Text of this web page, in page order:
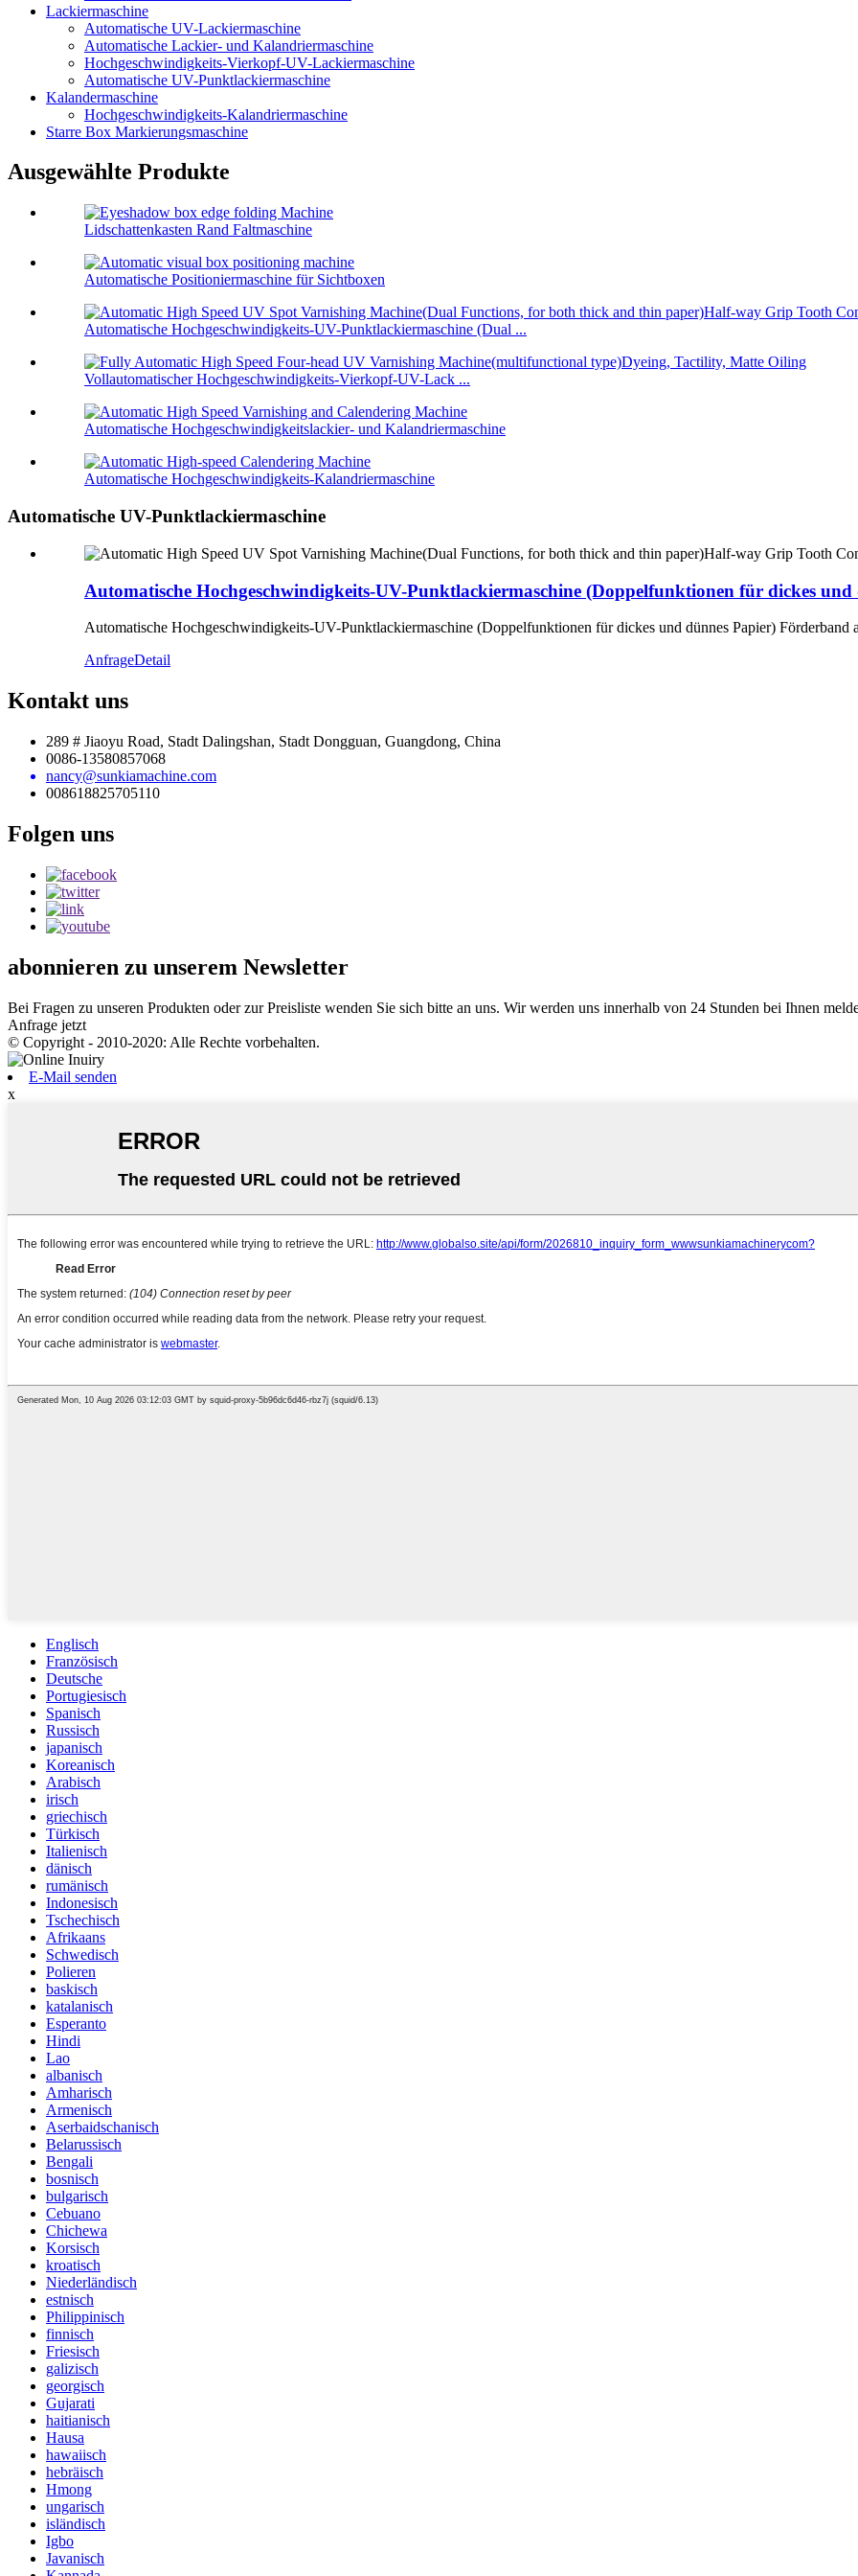
Lackiermaschine
Automatische UV-Lackiermaschine
Automatische Lackier- und Kalandriermaschine
Hochgeschwindigkeits-Vierkopf-UV-Lackiermaschine
Automatische UV-Punktlackiermaschine
Kalandermaschine
Hochgeschwindigkeits-Kalandriermaschine
Starre Box Markierungsmaschine
Ausgewählte Produkte
Lidschattenkasten Rand Faltmaschine
Automatische Positioniermaschine für Sichtboxen
Automatische Hochgeschwindigkeits-UV-Punktlackiermaschine (Dual ...
Vollautomatischer Hochgeschwindigkeits-Vierkopf-UV-Lack ...
Automatische Hochgeschwindigkeitslackier- und Kalandriermaschine
Automatische Hochgeschwindigkeits-Kalandriermaschine
Automatische UV-Punktlackiermaschine
Automatische Hochgeschwindigkeits-UV-Punktlackiermaschine (Doppelfunktionen für dickes
Automatische Hochgeschwindigkeits-UV-Punktlackiermaschine (Doppelfunktionen für dickes und dünnes Papier) Förderband
AnfrageDetail
Kontakt uns
289 # Jiaoyu Road, Stadt Dalingshan, Stadt Dongguan, Guangdong, China
0086-13580857068
nancy@sunkiamachine.com
008618825705110
Folgen uns
abonnieren zu unserem Newsletter
Bei Fragen zu unseren Produkten oder zur Preisliste wenden Sie sich bitte an uns. Wir werden uns innerhalb von 24 Stunden bei Ihnen
Anfrage jetzt
© Copyright - 2010-2020: Alle Rechte vorbehalten.
E-Mail senden
x
Englisch
Französisch
Deutsche
Portugiesisch
Spanisch
Russisch
japanisch
Koreanisch
Arabisch
irisch
griechisch
Türkisch
Italienisch
dänisch
rumänisch
Indonesisch
Tschechisch
Afrikaans
Schwedisch
Polieren
baskisch
katalanisch
Esperanto
Hindi
Lao
albanisch
Amharisch
Armenisch
Aserbaidschanisch
Belarussisch
Bengali
bosnisch
bulgarisch
Cebuano
Chichewa
Korsisch
kroatisch
Niederländisch
estnisch
Philippinisch
finnisch
Friesisch
galizisch
georgisch
Gujarati
haitianisch
Hausa
hawaiisch
hebräisch
Hmong
ungarisch
isländisch
Igbo
Javanisch